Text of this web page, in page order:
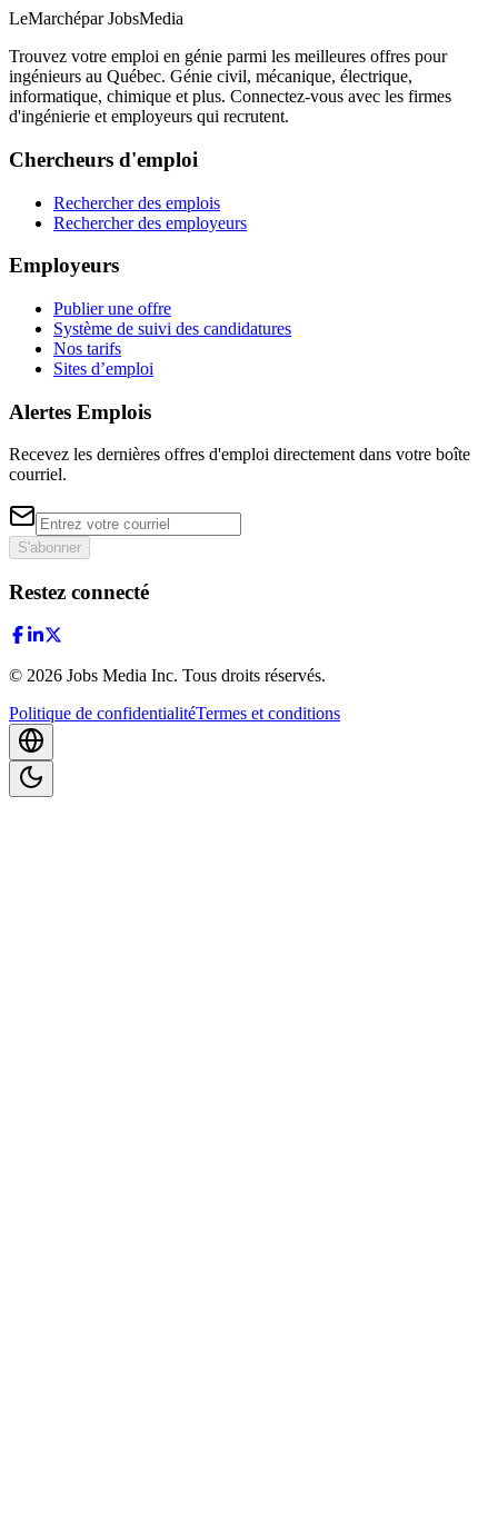
LeMarchépar JobsMedia
Trouvez votre emploi en génie parmi les meilleures offres pour
ingénieurs au Québec. Génie civil, mécanique, électrique,
informatique, chimique et plus. Connectez-vous avec les firmes
d'ingénierie et employeurs qui recrutent.
Chercheurs d'emploi
Rechercher des emplois
Rechercher des employeurs
Employeurs
Publier une offre
Système de suivi des candidatures
Nos tarifs
Sites d’emploi
Alertes Emplois
Recevez les dernières offres d'emploi directement dans votre boîte
courriel.
S'abonner
Restez connecté
© 2026 Jobs Media Inc. Tous droits réservés.
Politique de confidentialitéTermes et conditions